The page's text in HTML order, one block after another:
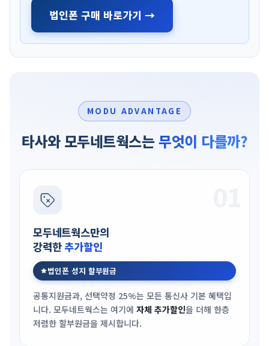
법인폰 구매 바로가기 →
MODU ADVANTAGE
타사와 모두네트웍스는무엇이 다를까?
모두네트웍스만의
강력한 추가할인
법인폰 성지 할부원금
공통지원금과, 선택약정 25%는 모든 통신사 기본 혜택입
니다. 모두네트웍스는 여기에 자체 추가할인을 더해 한층
저렴한 할부원금을 제시합니다.